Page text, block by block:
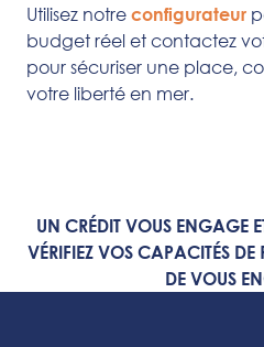
Utilisez notre configurateur
budget réel et contactez
pour sécuriser une place,
votre liberté en mer.
UN CRÉDIT VOUS ENGAGE
VÉRIFIEZ VOS CAPACITÉS
DE VOUS